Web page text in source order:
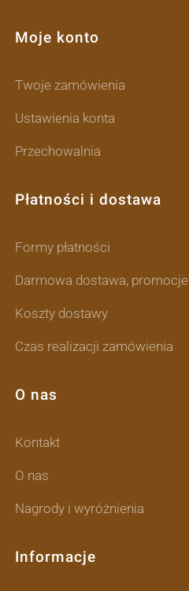
Moje konto
Twoje zamówienia
Ustawienia konta
Przechowalnia
Płatności i dostawa
Formy płatności
Darmowa dostawa, promocje
Koszty dostawy
Czas realizacji zamówienia
O nas
Kontakt
O nas
Nagrody i wyróżnienia
Informacje